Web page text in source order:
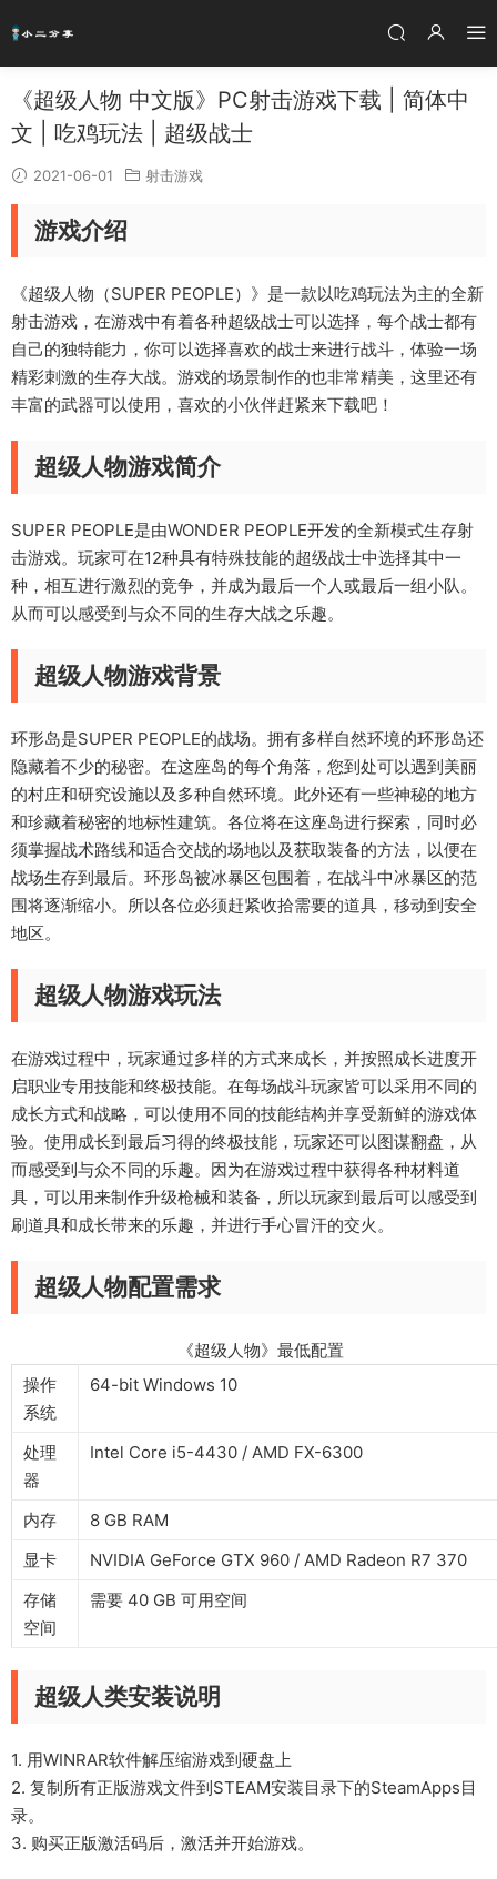
《超级人物 中文版》PC射击游戏下载 | 简体中
文 | 吃鸡玩法 | 超级战士
2021-06-01 射击游戏
游戏介绍
《超级人物（SUPER PEOPLE）》是一款以吃鸡玩法为主的全新
射击游戏，在游戏中有着各种超级战士可以选择，每个战士都有
自己的独特能力，你可以选择喜欢的战士来进行战斗，体验一场
精彩刺激的生存大战。游戏的场景制作的也非常精美，这里还有
丰富的武器可以使用，喜欢的小伙伴赶紧来下载吧！
超级人物游戏简介
SUPER PEOPLE是由WONDER PEOPLE开发的全新模式生存射
击游戏。玩家可在12种具有特殊技能的超级战士中选择其中一
种，相互进行激烈的竞争，并成为最后一个人或最后一组小队。
从而可以感受到与众不同的生存大战之乐趣。
超级人物游戏背景
环形岛是SUPER PEOPLE的战场。拥有多样自然环境的环形岛还
隐藏着不少的秘密。在这座岛的每个角落，您到处可以遇到美丽
的村庄和研究设施以及多种自然环境。此外还有一些神秘的地方
和珍藏着秘密的地标性建筑。各位将在这座岛进行探索，同时必
须掌握战术路线和适合交战的场地以及获取装备的方法，以便在
战场生存到最后。环形岛被冰暴区包围着，在战斗中冰暴区的范
围将逐渐缩小。所以各位必须赶紧收拾需要的道具，移动到安全
地区。
超级人物游戏玩法
在游戏过程中，玩家通过多样的方式来成长，并按照成长进度开
启职业专用技能和终极技能。在每场战斗玩家皆可以采用不同的
成长方式和战略，可以使用不同的技能结构并享受新鲜的游戏体
验。使用成长到最后习得的终极技能，玩家还可以图谋翻盘，从
而感受到与众不同的乐趣。因为在游戏过程中获得各种材料道
具，可以用来制作升级枪械和装备，所以玩家到最后可以感受到
刷道具和成长带来的乐趣，并进行手心冒汗的交火。
超级人物配置需求
《超级人物》最低配置
操作
系统
64-bit Windows 10
处理
器
Intel Core i5-4430 / AMD FX-6300
内存
8 GB RAM
显卡
NVIDIA GeForce GTX 960 / AMD Radeon R7 370
存储
空间
需要 40 GB 可用空间
超级人类安装说明
1. 用WINRAR软件解压缩游戏到硬盘上
2. 复制所有正版游戏文件到STEAM安装目录下的SteamApps目
录。
3. 购买正版激活码后，激活并开始游戏。